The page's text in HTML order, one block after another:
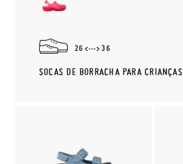
26 36
SOCAS DE BORRACHA PARA CRIANÇAS